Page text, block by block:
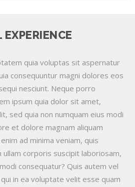
quia voluptas sit aspernatur
consequuntur magni dolores eos
nesciunt. Neque porro
ipsum quia dolor sit amet,
sed quia non numquam eius modi
et dolore magnam aliquam
ad minima veniam, quis
corporis suscipit laboriosam,
consequatur? Quis autem vel
in ea voluptate velit esse quam